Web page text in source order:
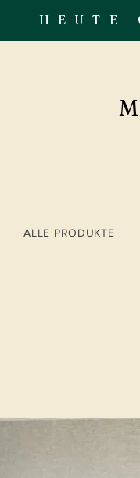
HEUTE
ALLE PRODUKTE